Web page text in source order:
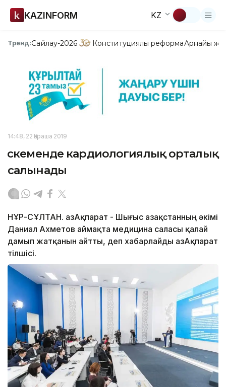
KAZINFORM KZ
Тренд:Сайлау-2026 Конституциялық реформаАрнайы
14:48, 22 Қараша 2019
Өскеменде кардиологиялық орталық
салынады
НҰР-СҰЛТАН. ҚазАқпарат - Шығыс Қазақстанның әкімі
Даниал Ахметов аймақта медицина саласы қалай
дамып жатқанын айтты, деп хабарлайды ҚазАқпарат
тілшісі.